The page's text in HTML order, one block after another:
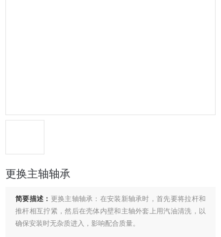
更换主轴轴承
简要描述： 更换主轴轴承：在安装新轴承时，首先要将拉杆和
推杆相互拧紧，然后在壳体内壁和主轴外套上用汽油清洗，以
确保安装时无杂质进入，影响配合质量。